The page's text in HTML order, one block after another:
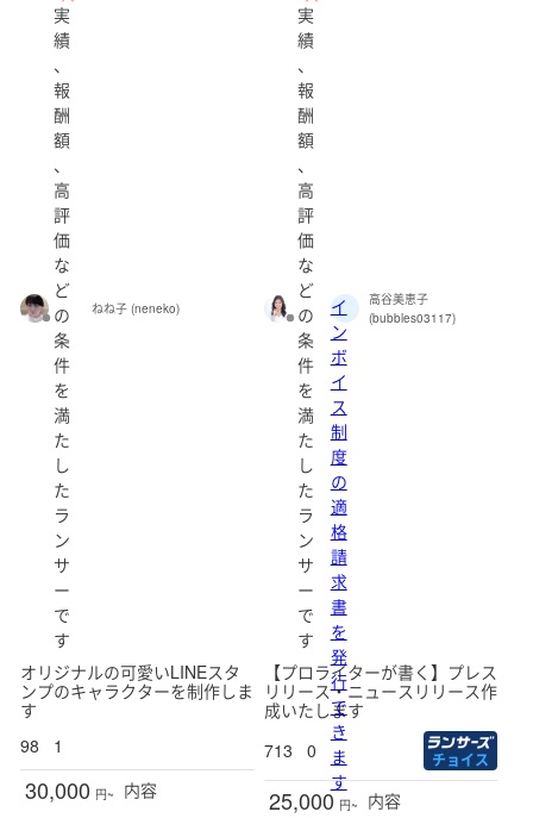
実
績
、
報
酬
額
、
高
評
価
な
ど
の
条
件
を
満
た
し
た
ラ
ン
サ
ー
で
す
ねね子 (neneko)
オリジナルの可愛いLINEスタ
ンプのキャラクターを制作しま
す
98
1
30,000 円~ 内容
実
績
、
報
酬
額
、
高
評
価
な
ど
の
条
件
を
満
た
し
た
ラ
ン
サ
ー
で
す
イ
ン
ボ
イ
ス
制
度
の
適
格
請
求
書
を
発
行
で
き
ま
す
高谷美恵子
(bubbles03117)
【プロライターが書く】プレス
リリース・ニュースリリース作
成いたします
713
0 チョイス
25,000 円~ 内容